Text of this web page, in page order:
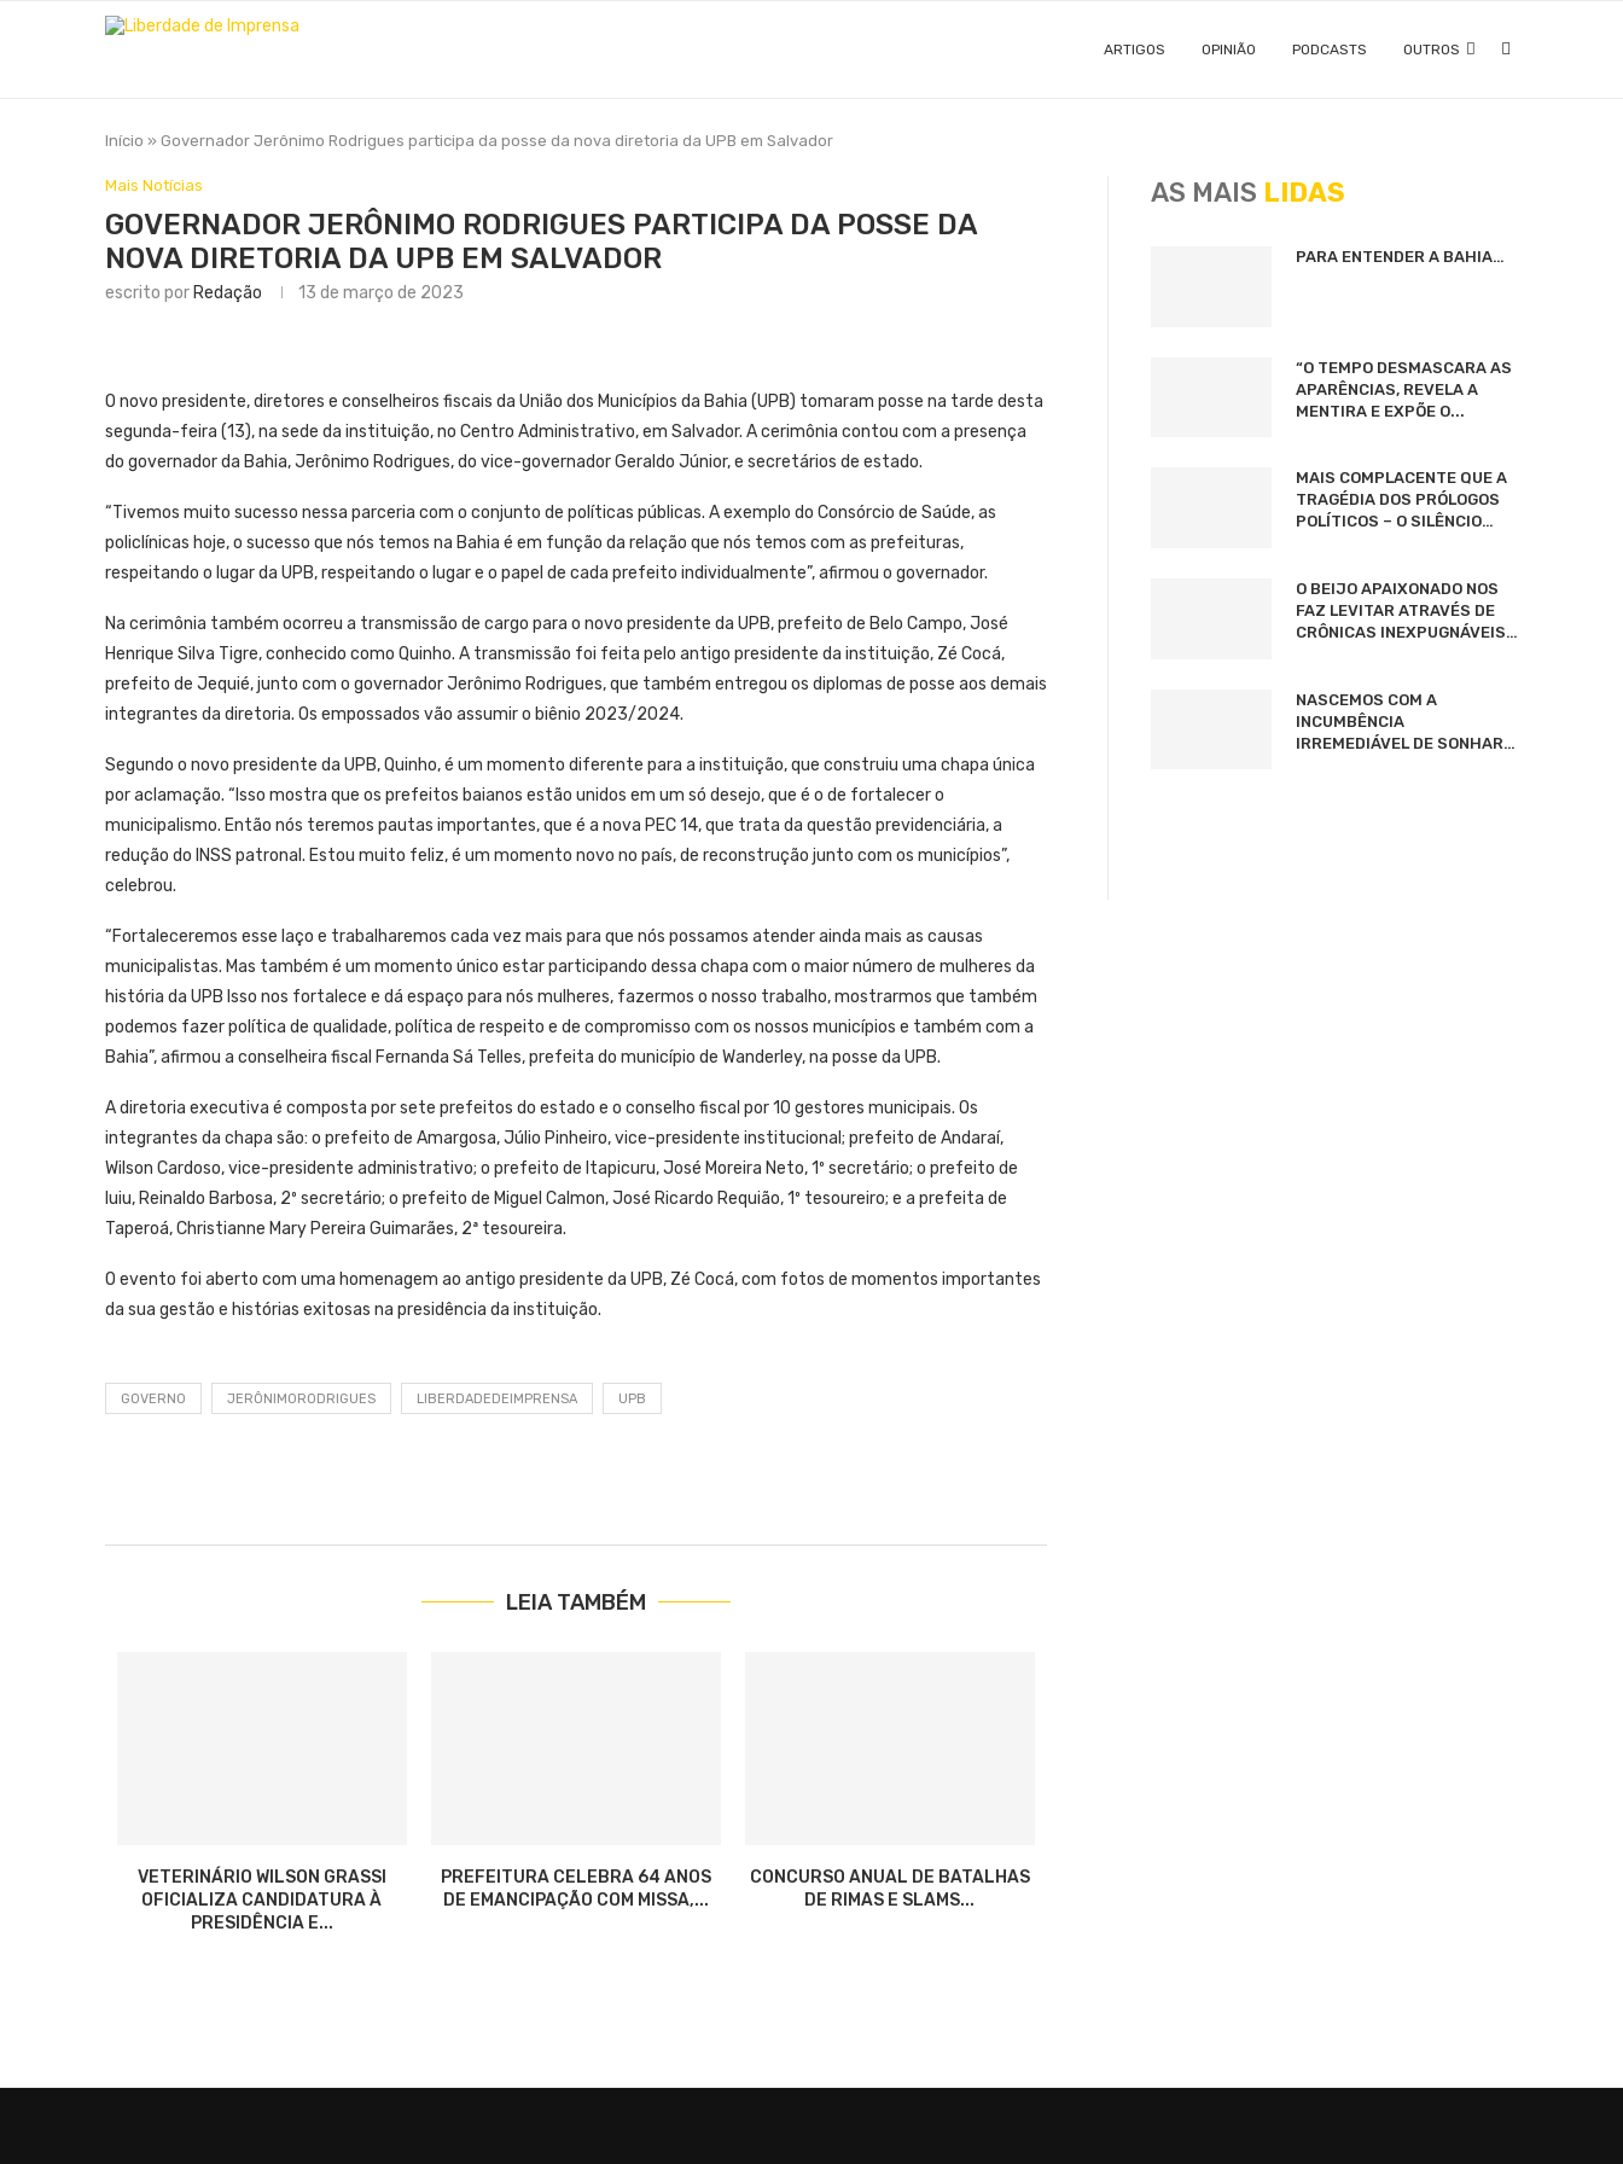
ARTIGOS OPINIÃO PODCASTS OUTROS
Início » Governador Jerônimo Rodrigues participa da posse da nova diretoria da UPB em Salvador
Mais Notícias
GOVERNADOR JERÔNIMO RODRIGUES PARTICIPA DA POSSE DA
NOVA DIRETORIA DA UPB EM SALVADOR
escrito por Redação 13 de março de 2023
O novo presidente, diretores e conselheiros fiscais da União dos Municípios da Bahia (UPB) tomaram posse na tarde desta
segunda-feira (13), na sede da instituição, no Centro Administrativo, em Salvador. A cerimônia contou com a presença
do governador da Bahia, Jerônimo Rodrigues, do vice-governador Geraldo Júnior, e secretários de estado.
“Tivemos muito sucesso nessa parceria com o conjunto de políticas públicas. A exemplo do Consórcio de Saúde, as
policlínicas hoje, o sucesso que nós temos na Bahia é em função da relação que nós temos com as prefeituras,
respeitando o lugar da UPB, respeitando o lugar e o papel de cada prefeito individualmente”, afirmou o governador.
Na cerimônia também ocorreu a transmissão de cargo para o novo presidente da UPB, prefeito de Belo Campo, José
Henrique Silva Tigre, conhecido como Quinho. A transmissão foi feita pelo antigo presidente da instituição, Zé Cocá,
prefeito de Jequié, junto com o governador Jerônimo Rodrigues, que também entregou os diplomas de posse aos demais
integrantes da diretoria. Os empossados vão assumir o biênio 2023/2024.
Segundo o novo presidente da UPB, Quinho, é um momento diferente para a instituição, que construiu uma chapa única
por aclamação. “Isso mostra que os prefeitos baianos estão unidos em um só desejo, que é o de fortalecer o
municipalismo. Então nós teremos pautas importantes, que é a nova PEC 14, que trata da questão previdenciária, a
redução do INSS patronal. Estou muito feliz, é um momento novo no país, de reconstrução junto com os municípios”,
celebrou.
“Fortaleceremos esse laço e trabalharemos cada vez mais para que nós possamos atender ainda mais as causas
municipalistas. Mas também é um momento único estar participando dessa chapa com o maior número de mulheres da
história da UPB Isso nos fortalece e dá espaço para nós mulheres, fazermos o nosso trabalho, mostrarmos que também
podemos fazer política de qualidade, política de respeito e de compromisso com os nossos municípios e também com a
Bahia”, afirmou a conselheira fiscal Fernanda Sá Telles, prefeita do município de Wanderley, na posse da UPB.
A diretoria executiva é composta por sete prefeitos do estado e o conselho fiscal por 10 gestores municipais. Os
integrantes da chapa são: o prefeito de Amargosa, Júlio Pinheiro, vice-presidente institucional; prefeito de Andaraí,
Wilson Cardoso, vice-presidente administrativo; o prefeito de Itapicuru, José Moreira Neto, 1º secretário; o prefeito de
Iuiu, Reinaldo Barbosa, 2º secretário; o prefeito de Miguel Calmon, José Ricardo Requião, 1º tesoureiro; e a prefeita de
Taperoá, Christianne Mary Pereira Guimarães, 2ª tesoureira.
O evento foi aberto com uma homenagem ao antigo presidente da UPB, Zé Cocá, com fotos de momentos importantes
da sua gestão e histórias exitosas na presidência da instituição.
GOVERNO JERÔNIMORODRIGUES LIBERDADEDEIMPRENSA UPB
LEIA TAMBÉM
VETERINÁRIO WILSON GRASSI
OFICIALIZA CANDIDATURA À
PRESIDÊNCIA E...
PREFEITURA CELEBRA 64 ANOS
DE EMANCIPAÇÃO COM MISSA,...
CONCURSO ANUAL DE BATALHAS
DE RIMAS E SLAMS...
AS MAIS LIDAS
PARA ENTENDER A BAHIA…
“O TEMPO DESMASCARA AS
APARÊNCIAS, REVELA A
MENTIRA E EXPÕE O...
MAIS COMPLACENTE QUE A
TRAGÉDIA DOS PRÓLOGOS
POLÍTICOS – O SILÊNCIO…
O BEIJO APAIXONADO NOS
FAZ LEVITAR ATRAVÉS DE
CRÔNICAS INEXPUGNÁVEIS…
NASCEMOS COM A
INCUMBÊNCIA
IRREMEDIÁVEL DE SONHAR…